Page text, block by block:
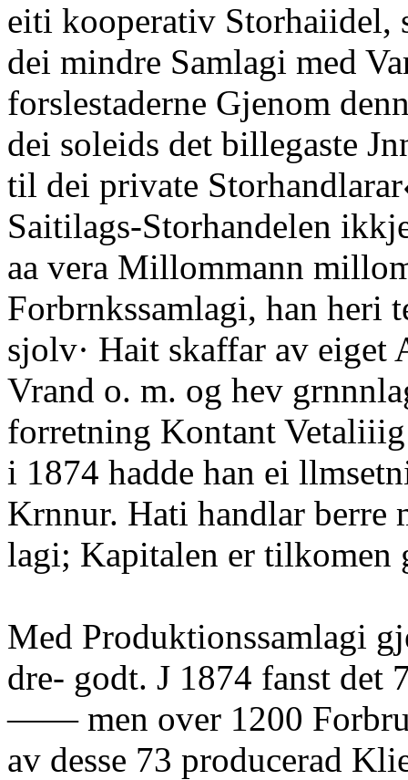
eiti kooperativ Storhaiidel,
dei mindre Samlagi med
forslestaderne Gjenom
dei soleids det billegaste
til dei private
Saitilags-Storhandelen
aa vera Millommann
Forbrnkssamlagi, han heri
sjolv· Hait skaffar av eiget
Vrand o. m. og hev
forretning Kontant
i 1874 hadde han ei
Krnnur. Hati handlar berre
lagi; Kapitalen er tilkomen
Med Produktionssamlagi
dre- godt. J 1874 fanst det
—— men over 1200
av desse 73 producerad